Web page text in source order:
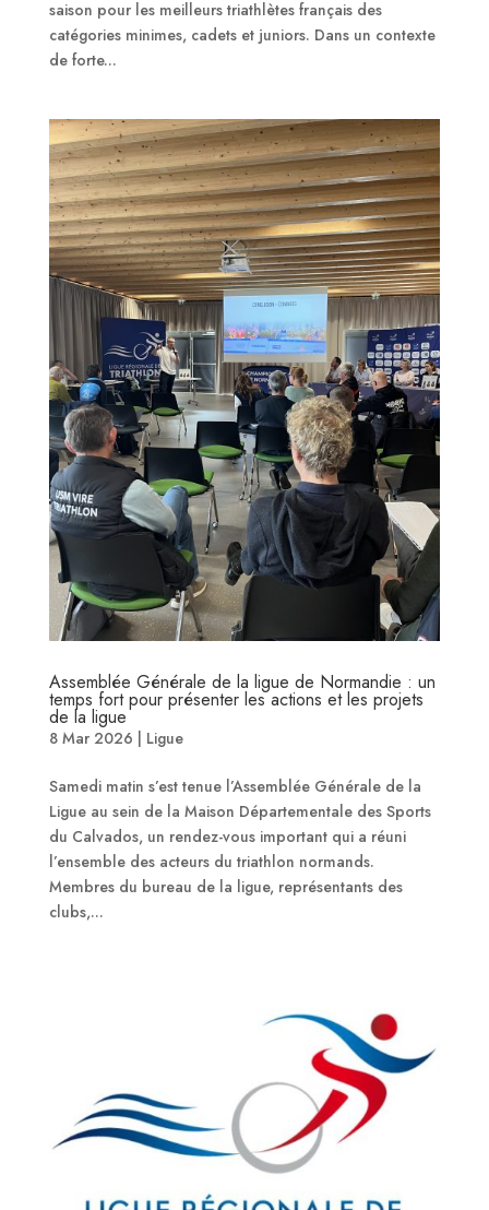
saison pour les meilleurs triathlètes français des
catégories minimes, cadets et juniors. Dans un contexte
de forte...
Assemblée Générale de la ligue de Normandie : un
temps fort pour présenter les actions et les projets
de la ligue
8 Mar 2026 | Ligue
Samedi matin s’est tenue l’Assemblée Générale de la
Ligue au sein de la Maison Départementale des Sports
du Calvados, un rendez-vous important qui a réuni
l’ensemble des acteurs du triathlon normands.
Membres du bureau de la ligue, représentants des
clubs,...